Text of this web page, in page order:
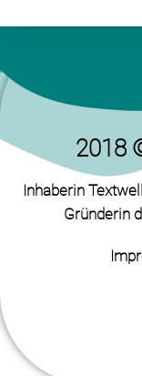
2018
Inhaberin
Gründerin